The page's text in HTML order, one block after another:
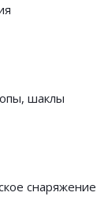
шаклы
снаряжение